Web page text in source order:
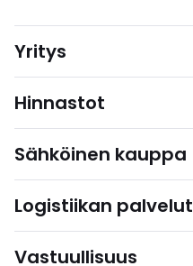
Yritys
Hinnastot
Sähköinen kauppa
Logistiikan palvelut
Vastuullisuus